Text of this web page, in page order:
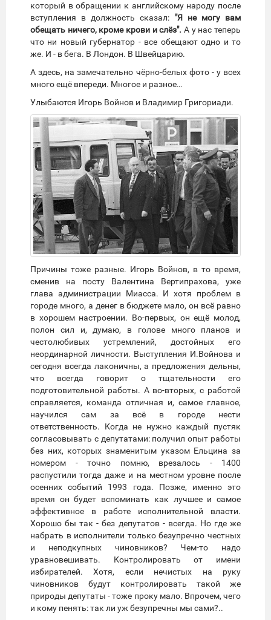
который в обращении к английскому народу после
вступления в должность сказал: "Я не могу вам
обещать ничего, кроме крови и слёз". А у нас теперь
что ни новый губернатор - все обещают одно и то
же. И - в бега. В Лондон. В Швейцарию.
А здесь, на замечательно чёрно-белых фото - у всех
много ещё впереди. Многое и разное…
Улыбаются Игорь Войнов и Владимир Григориади.
Причины тоже разные. Игорь Войнов, в то время,
сменив на посту Валентина Вертипрахова, уже
глава администрации Миасса. И хотя проблем в
городе много, а денег в бюджете мало, он всё равно
в хорошем настроении. Во-первых, он ещё молод,
полон сил и, думаю, в голове много планов и
честолюбивых устремлений, достойных его
неординарной личности. Выступления И.Войнова и
сегодня всегда лаконичны, а предложения дельны,
что всегда говорит о тщательности его
подготовительной работы. А во-вторых, с работой
справляется, команда отличная и, самое главное,
научился сам за всё в городе нести
ответственность. Когда не нужно каждый пустяк
согласовывать с депутатами: получил опыт работы
без них, которых знаменитым указом Ельцина за
номером - точно помню, врезалось - 1400
распустили тогда даже и на местном уровне после
осенних событий 1993 года. Позже, именно это
время он будет вспоминать как лучшее и самое
эффективное в работе исполнительной власти.
Хорошо бы так - без депутатов - всегда. Но где же
набрать в исполнители только безупречно честных
и неподкупных чиновников? Чем-то надо
уравновешивать. Контролировать от имени
избирателей. Хотя, если нечистых на руку
чиновников будут контролировать такой же
природы депутаты - тоже проку мало. Впрочем, чего
и кому пенять: так ли уж безупречны мы сами?..